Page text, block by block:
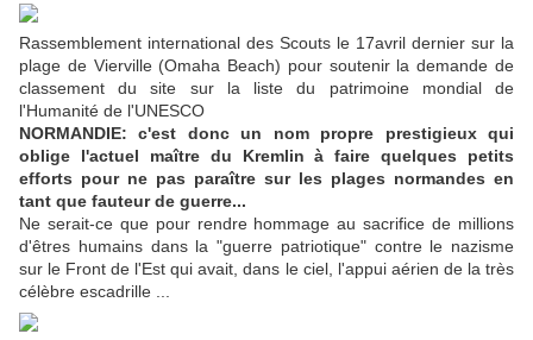
Rassemblement international des Scouts le 17avril dernier sur la
plage de Vierville (Omaha Beach) pour soutenir la demande de
classement du site sur la liste du patrimoine mondial de
l'Humanité de l'UNESCO
NORMANDIE: c'est donc un nom propre prestigieux qui
oblige l'actuel maître du Kremlin à faire quelques petits
efforts pour ne pas paraître sur les plages normandes en
tant que fauteur de guerre...
Ne serait-ce que pour rendre hommage au sacrifice de millions
d'êtres humains dans la "guerre patriotique" contre le nazisme
sur le Front de l'Est qui avait, dans le ciel, l'appui aérien de la très
célèbre escadrille ...